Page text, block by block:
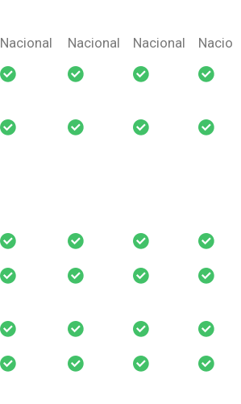
Nacional Criança Prótese
Nacional Nacional Nacional